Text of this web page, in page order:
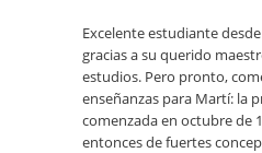
Excelente estudiante
gracias a su querido
estudios. Pero pronto,
enseñanzas para Martí: la
comenzada en octubre de
entonces de fuertes